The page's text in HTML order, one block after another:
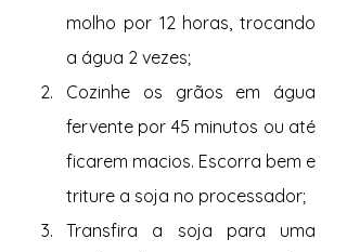
molho por 12 horas, trocando
a água 2 vezes;
Cozinhe os grãos em água
fervente por 45 minutos ou até
ficarem macios. Escorra bem e
triture a soja no processador;
Transfira a soja para uma